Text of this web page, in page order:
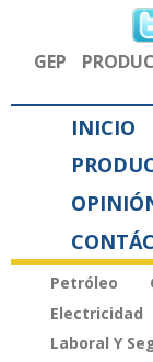
GEP
INICIO
Petróleo
Electricidad
Laboral Y